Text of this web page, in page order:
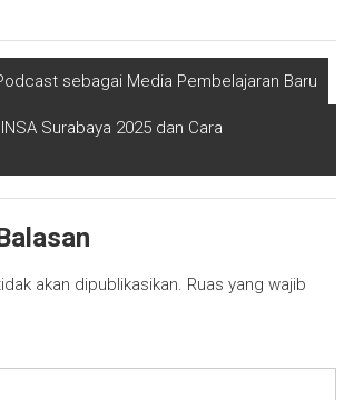
sebagai Media Pembelajaran Baru
Surabaya 2025 dan Cara
akan dipublikasikan. Ruas yang wajib